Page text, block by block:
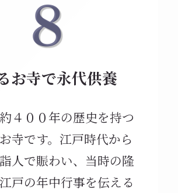
お寺で永代供養
４００年の歴史を持つ
寺です。江戸時代から
人で賑わい、当時の隆
戸の年中行事を伝える